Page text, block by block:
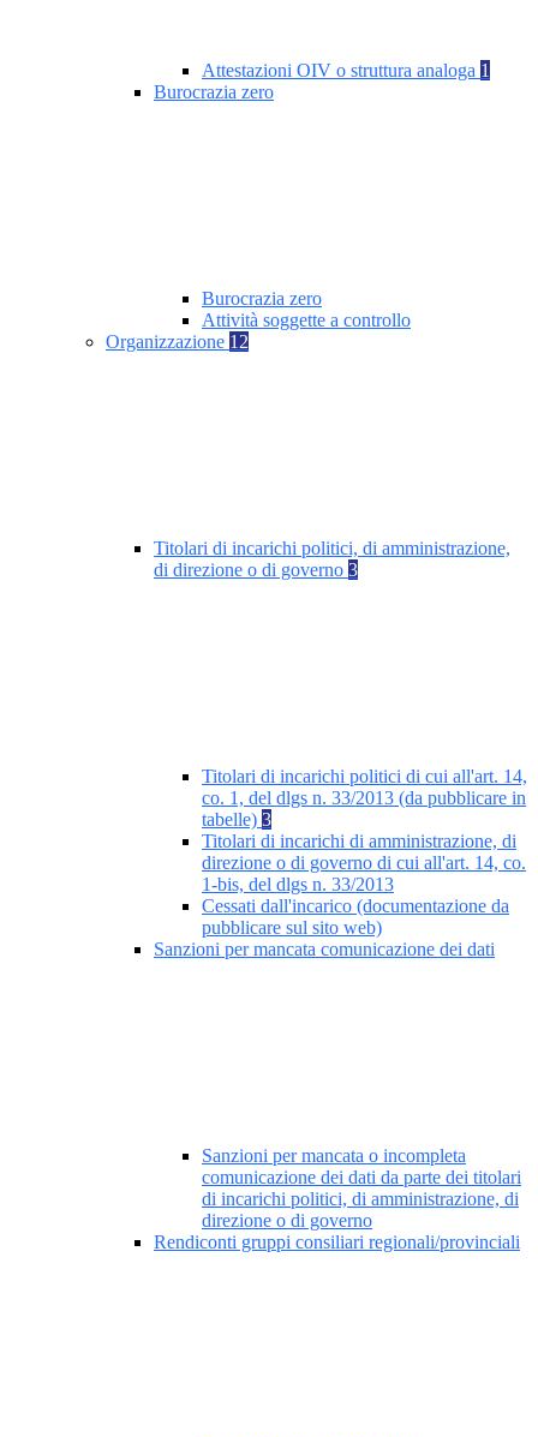
Attestazioni OIV o struttura analoga 1
Burocrazia zero
Burocrazia zero
Attività soggette a controllo
Organizzazione 12
Titolari di incarichi politici, di amministrazione,
di direzione o di governo 3
Titolari di incarichi politici di cui all'art. 14,
co. 1, del dlgs n. 33/2013 (da pubblicare in
tabelle) 3
Titolari di incarichi di amministrazione, di
direzione o di governo di cui all'art. 14, co.
1-bis, del dlgs n. 33/2013
Cessati dall'incarico (documentazione da
pubblicare sul sito web)
Sanzioni per mancata comunicazione dei dati
Sanzioni per mancata o incompleta
comunicazione dei dati da parte dei titolari
di incarichi politici, di amministrazione, di
direzione o di governo
Rendiconti gruppi consiliari regionali/provinciali